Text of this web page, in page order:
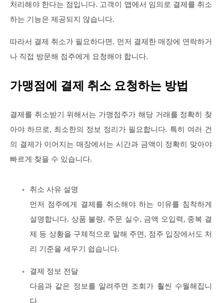
처리해야 한다는 점입니다. 고객이 앱에서 임의로 결제를 취소
하는 기능은 제공되지 않습니다.
따라서 결제 취소가 필요하다면, 먼저 결제한 매장에 연락하거
나 직접 방문해 점주에게 요청해야 합니다.
가맹점에 결제 취소 요청하는 방법
결제를 취소받기 위해서는 가맹점주가 해당 거래를 정확히 찾
아야 하므로, 최소한의 정보 정리가 필요합니다. 특히 여러 건
의 결제가 이어지는 매장에서는 시간과 금액이 정확히 맞아야
빠르게 찾을 수 있습니다.
취소 사유 설명
먼저 점주에게 결제를 취소해야 하는 이유를 침착하게
설명합니다. 상품 불량, 주문 실수, 금액 오입력, 중복 결
제 등 상황을 구체적으로 말해 주면, 점주 입장에서도 처
리 기준을 세우기 쉽습니다.
결제 정보 전달
다음과 같은 정보를 알려주면 조회가 훨씬 수월해집니
다.